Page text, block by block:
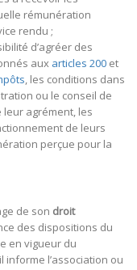
rémunération
rendu ;
d’agréer des
aux articles 200 et
, les conditions dans
ou le conseil de
agrément, les
de leurs
perçue pour la
de son droit
des dispositions du
en vigueur du
informe l’association ou